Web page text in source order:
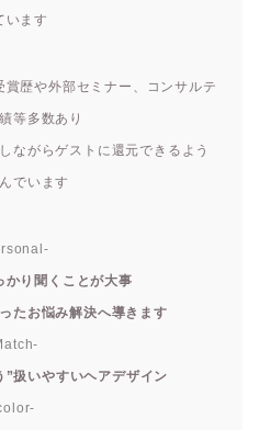
います
歴や外部セミナー、コンサルテ
等多数あり
ながらゲストに還元できるよう
でいます
かり聞くことが大事
たお悩み解決へ導きます
扱いやすいヘアデザイン